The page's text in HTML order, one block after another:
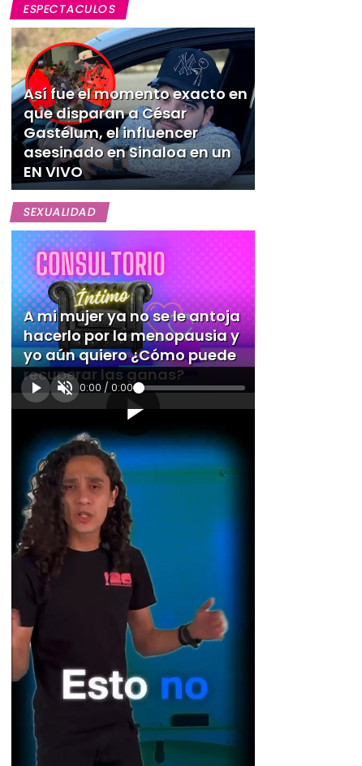
ESPECTACULOS
Así fue el momento exacto en
que disparan a César
Gastélum, el influencer
asesinado en Sinaloa en un
EN VIVO
SEXUALIDAD
A mi mujer ya no se le antoja
hacerlo por la menopausia y
yo aún quiero ¿Cómo puede
recuperar las ganas?
0:00 / 0:00
[Publicidad]